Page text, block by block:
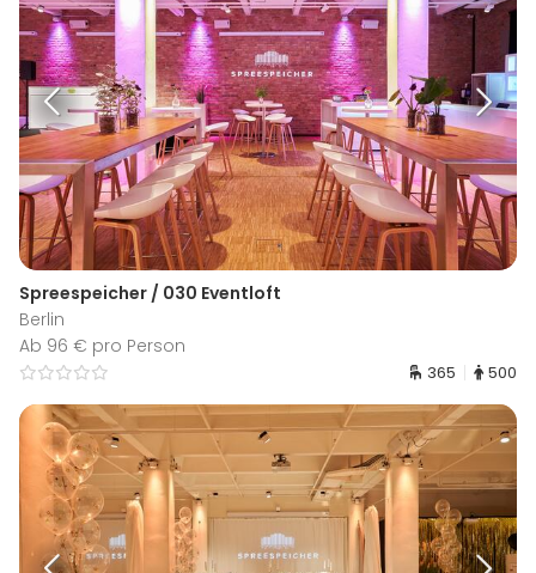
Spreespeicher / 030 Eventloft
Berlin
Ab 96 € pro Person
365 500